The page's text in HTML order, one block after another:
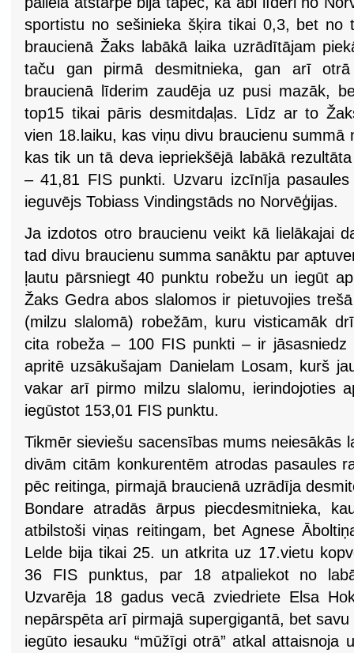
sportistu no sešinieka šķira tikai 0,3, bet no
braucienā Žaks labākā laika uzrādītājam
taču gan pirmā desmitnieka, gan arī otrā
braucienā līderim zaudēja uz pusi mazāk,
top15 tikai pāris desmitdaļas. Līdz ar to
vien 18.laiku, kas viņu divu braucienu
kas tik un tā deva iepriekšējā labākā
– 41,81 FIS punkti. Uzvaru izcīnīja
ieguvējs Tobiass Vindingstāds no Norvēģijas.
Ja izdotos otro braucienu veikt kā lielākajai
tad divu braucienu summa sanāktu par
ļautu pārsniegt 40 punktu robežu un iegūt
Žaks Gedra abos slalomos ir pietuvojies
(milzu slalomā) robežām, kuru visticamāk
cita robeža – 100 FIS punkti – ir jāsasniedz
apritē uzsākušajam Danielam Losam, kurš
vakar arī pirmo milzu slalomu, ierindojoties
iegūstot 153,01 FIS punktu.
Tikmēr sieviešu sacensības mums neiesākās
divām citām konkurentēm atrodas pasaules
pēc reitinga, pirmajā braucienā uzrādīja
Bondare atradās ārpus piecdesmitnieka,
atbilstoši viņas reitingam, bet Agnese
Lelde bija tikai 25. un atkrita uz 17.vietu
36 FIS punktus, par 18 atpaliekot no
Uzvarēja 18 gadus vecā zviedriete Elsa
nepārspēta arī pirmajā supergigantā, bet
iegūto iesauku “mūžīgi otrā” atkal attaisnoja